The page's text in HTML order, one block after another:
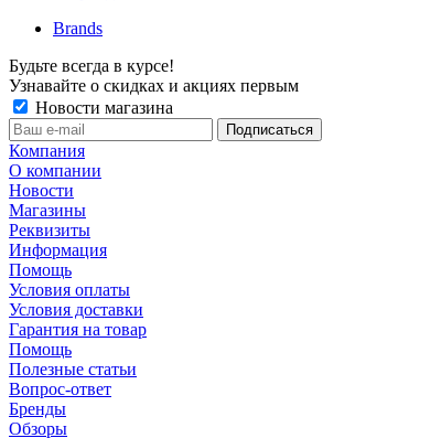
Brands
Будьте всегда в курсе!
Узнавайте о скидках и акциях первым
Новости магазина
Компания
О компании
Новости
Магазины
Реквизиты
Информация
Помощь
Условия оплаты
Условия доставки
Гарантия на товар
Помощь
Полезные статьи
Вопрос-ответ
Бренды
Обзоры